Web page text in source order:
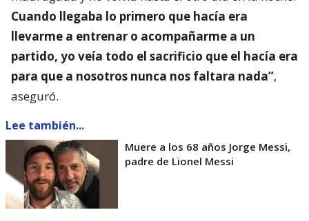
Cuando llegaba lo primero que hacía era
llevarme a entrenar o acompañarme a un
partido, yo veía todo el sacrificio que el hacía era
para que a nosotros nunca nos faltara nada”,
aseguró.
Lee también...
Muere a los 68 años Jorge Messi,
padre de Lionel Messi